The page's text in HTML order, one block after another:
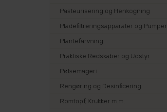
Pasteurisering og Henkogning
Pladefiltreringsapparater og Pumper
Plantefarvning
Praktiske Redskaber og Udstyr
Pølsemageri
Rengøring og Desinficering
Romtopf, Krukker m.m.